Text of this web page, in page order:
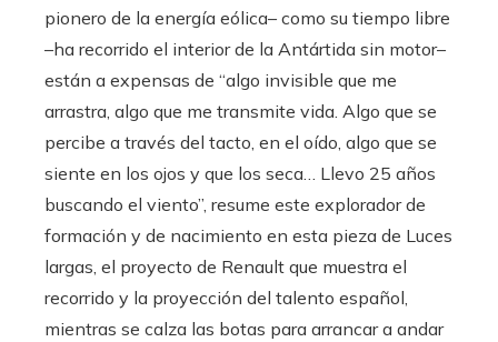
pionero de la energía eólica– como su tiempo libre
–ha recorrido el interior de la Antártida sin motor–
están a expensas de “algo invisible que me
arrastra, algo que me transmite vida. Algo que se
percibe a través del tacto, en el oído, algo que se
siente en los ojos y que los seca… Llevo 25 años
buscando el viento”, resume este explorador de
formación y de nacimiento en esta pieza de Luces
largas, el proyecto de Renault que muestra el
recorrido y la proyección del talento español,
mientras se calza las botas para arrancar a andar